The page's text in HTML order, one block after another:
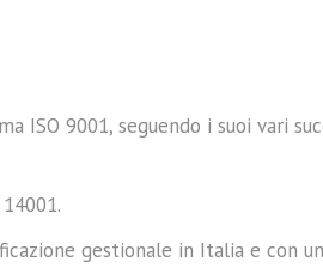
9001, seguendo i suoi vari
gestionale in Italia e con